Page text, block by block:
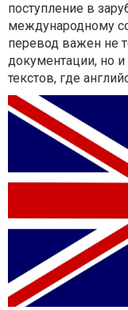
поступление в
международному
перевод важен не
документации, но
текстов, где